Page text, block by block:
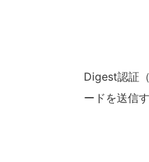
Digest認証
ードを送信